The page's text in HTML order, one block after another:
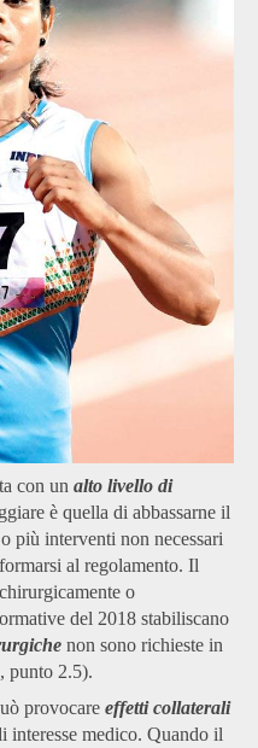
con un alto livello di
è quella di abbassarne il
più interventi non necessari
al regolamento. Il
o
del 2018 stabiliscano
non sono richieste in
punto 2.5).
provocare effetti collaterali
interesse medico. Quando il